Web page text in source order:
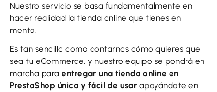
Nuestro servicio se basa fundamentalmente en
hacer realidad la tienda online que tienes en
mente.
Es tan sencillo como contarnos cómo quieres que
sea tu eCommerce, y nuestro equipo se pondrá en
marcha para entregar una tienda online en
PrestaShop única y fácil de usar apoyándote en